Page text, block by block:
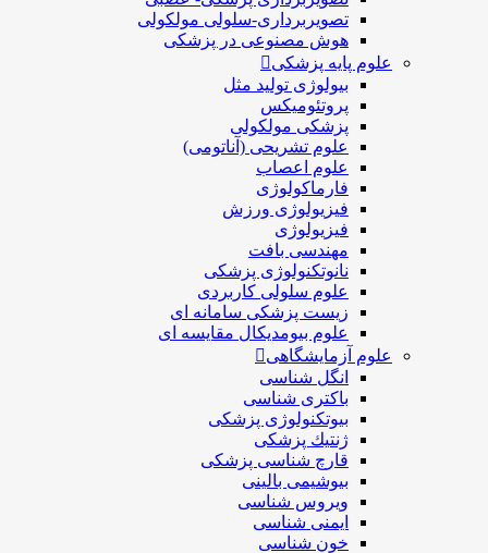
تصویربرداری-سلولی مولکولی
هوش مصنوعی در پزشکی
علوم پایه پزشکی
بیولوژی تولید مثل
پروتئومیکس
پزشکی مولکولی
علوم تشریحی (آناتومی)
علوم اعصاب
فارماکولوژی
فیزیولوژی ورزش
فیزیولوژی
مهندسی بافت
نانوتکنولوژی پزشکی
علوم سلولی کاربردی
زیست پزشکی سامانه ای
علوم بیومدیکال مقایسه ای
علوم آزمایشگاهی
انگل شناسی
باکتری شناسی
بیوتکنولوژی پزشکی
ژنتيك پزشکی
قارچ شناسی پزشكی
بیوشیمی بالینی
ویروس شناسی
ایمنی شناسی
خون شناسی